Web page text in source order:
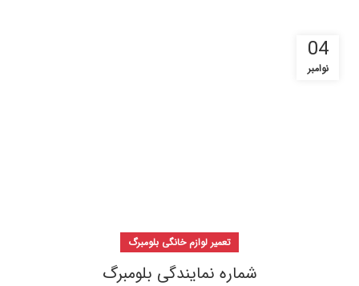
04
نوامبر
تعمیر لوازم خانگی بلومبرگ
شماره نمایندگی بلومبرگ